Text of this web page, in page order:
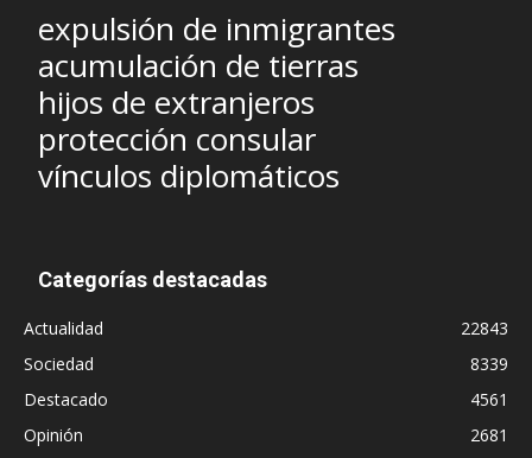
expulsión de inmigrantes
acumulación de tierras
hijos de extranjeros
protección consular
vínculos diplomáticos
Categorías destacadas
Actualidad
22843
Sociedad
8339
Destacado
4561
Opinión
2681